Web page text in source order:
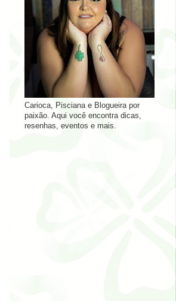
Carioca, Pisciana e Blogueira por
paixão. Aqui você encontra dicas,
resenhas, eventos e mais.